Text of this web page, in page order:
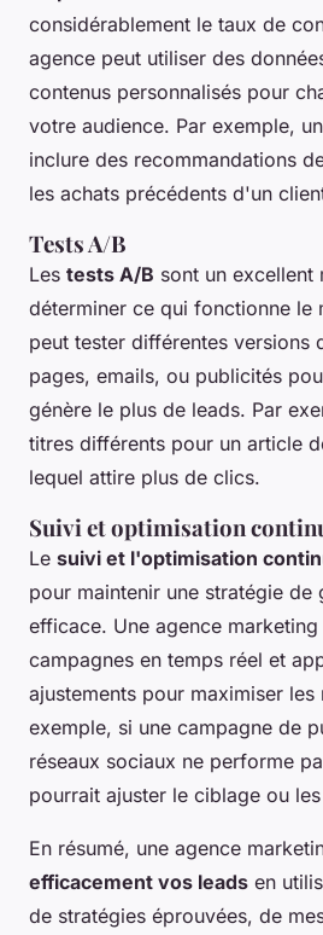
considérablement le taux de
agence peut utiliser des
contenus personnalisés pour
votre audience. Par exemple,
inclure des recommandations
les achats précédents d'un
Tests A/B
Les tests A/B sont un excellent
déterminer ce qui fonctionne le
peut tester différentes versions
pages, emails, ou publicités
génère le plus de leads. Par
titres différents pour un article
lequel attire plus de clics.
Suivi et optimisation
Le suivi et l'optimisation
pour maintenir une stratégie de
efficace. Une agence
campagnes en temps réel et
ajustements pour maximiser les
exemple, si une campagne de
réseaux sociaux ne performe
pourrait ajuster le ciblage ou
En résumé, une agence
efficacement vos leads en
de stratégies éprouvées, de